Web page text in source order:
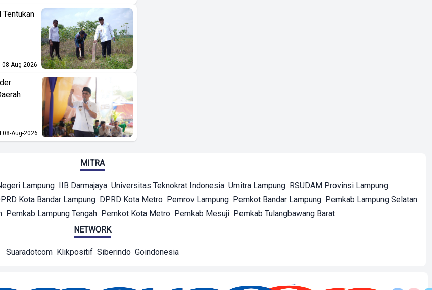
Tentukan
08-Aug-2026
08-Aug-2026
MITRA
Lampung IIB Darmajaya Universitas Teknokrat Indonesia Umitra Lampung RSUDAM Provinsi Lampung
Kota Bandar Lampung DPRD Kota Metro Pemrov Lampung Pemkot Bandar Lampung Pemkab Lampung Selatan
Pemkab Lampung Tengah Pemkot Kota Metro Pemkab Mesuji Pemkab Tulangbawang Barat
NETWORK
Suaradotcom Klikpositif Siberindo Goindonesia